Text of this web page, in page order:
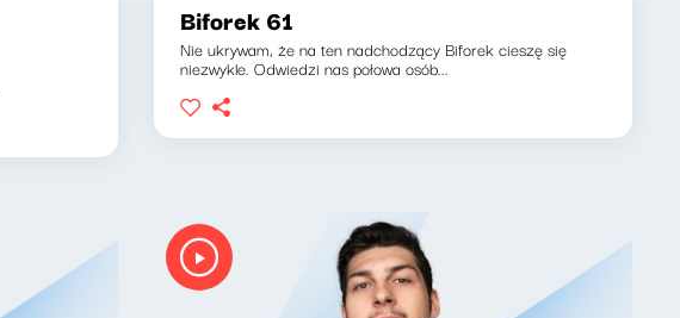
Biforek 61
Nie ukrywam, że na ten nadchodzący Biforek cieszę się
niezwykle. Odwiedzi nas połowa osób...